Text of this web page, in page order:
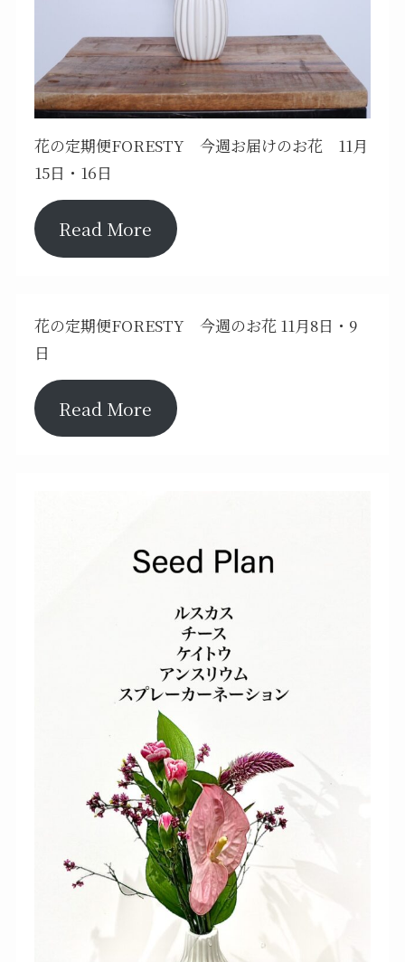
花の定期便FORESTY 今週お届けのお花 11月
15日・16日
Read More
花の定期便FORESTY 今週のお花 11月8日・9
日
Read More